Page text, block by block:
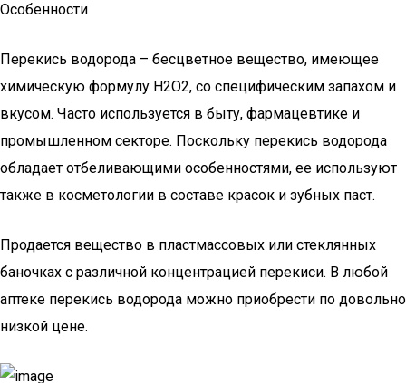
Особенности
Перекись водорода – бесцветное вещество, имеющее
химическую формулу Н2О2, со специфическим запахом и
вкусом. Часто используется в быту, фармацевтике и
промышленном секторе. Поскольку перекись водорода
обладает отбеливающими особенностями, ее используют
также в косметологии в составе красок и зубных паст.
Продается вещество в пластмассовых или стеклянных
баночках с различной концентрацией перекиси. В любой
аптеке перекись водорода можно приобрести по довольно
низкой цене.